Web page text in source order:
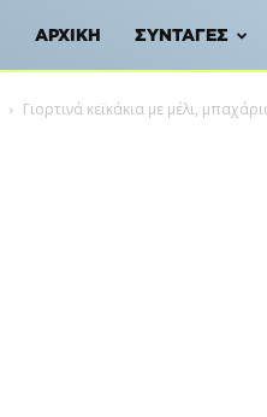
iCookGreek
ΑΡΧΙΚΉ ΣΥΝΤΑΓΈΣ
Γιορτινά κεϊκάκια με μέλι,